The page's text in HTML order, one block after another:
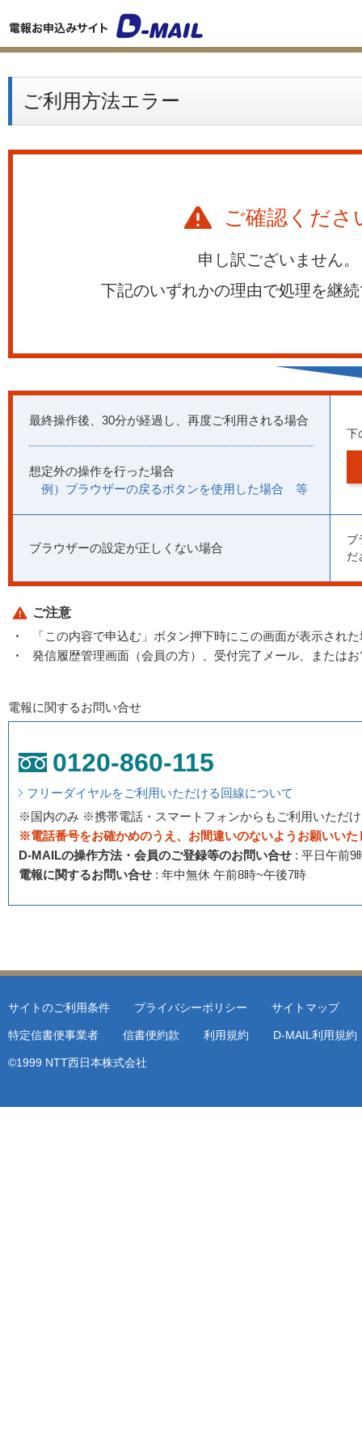
ご利用方法エラー
ご確認くださ
申し訳ございません。
下記のいずれかの理由で処理を継
最終操作後、30分が経過し、再度ご利用される場合
想定外の操作を行った場合
例）ブラウザーの戻るボタンを使用した場合 等
下
ブラウザーの設定が正しくない場合
ブ
だ
ご注意
「この内容で申込む」ボタン押下時にこの画面が表示され
発信履歴管理画面（会員の方）、受付完了メール、または
電報に関するお問い合せ
0120-860-115
フリーダイヤルをご利用いただける回線について
※国内のみ ※携帯電話・スマートフォンからもご利用いただ
※電話番号をお確かめのうえ、お間違いのないようお願いいた
D-MAILの操作方法・会員のご登録等のお問い合せ : 平日午前9
電報に関するお問い合せ : 年中無休 午前8時~午後7時
サイトのご利用条件 プライバシーポリシー サイトマップ
特定信書便事業者 信書便約款 利用規約 D-MAIL利用規約
©1999 NTT西日本株式会社